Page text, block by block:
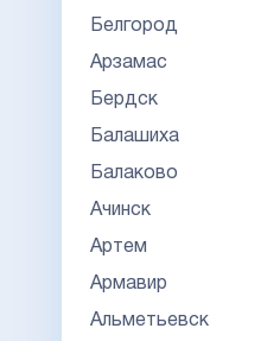
Белгород
Арзамас
Бердск
Балашиха
Балаково
Ачинск
Артем
Армавир
Альметьевск